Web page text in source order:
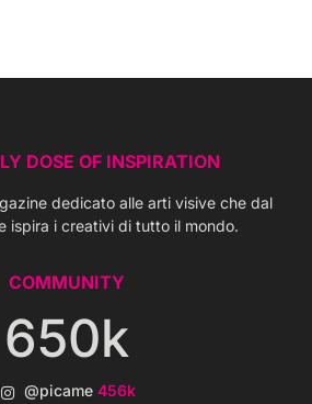
DOSE OF INSPIRATION
dedicato alle arti visive che dal
ispira i creativi di tutto il mondo.
COMMUNITY
650k
@picame 456k